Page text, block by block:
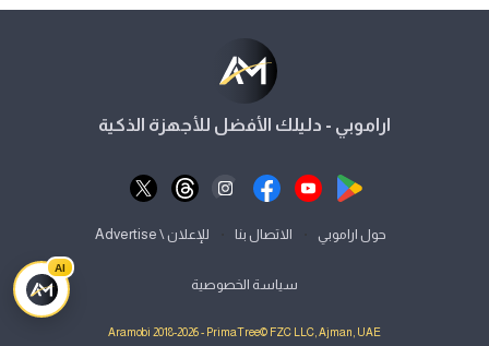
اراموبي - دليلك الأفضل للأجهزة الذكية
حول اراموبي الاتصال بنا للإعلان \ Advertise
سياسة الخصوصية
Aramobi 2018-2026 - PrimaTree© FZC LLC, Ajman, UAE
AI